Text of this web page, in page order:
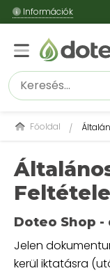
Információk
Főoldal
Doteo Shop
Jelen
kerül iktatásra